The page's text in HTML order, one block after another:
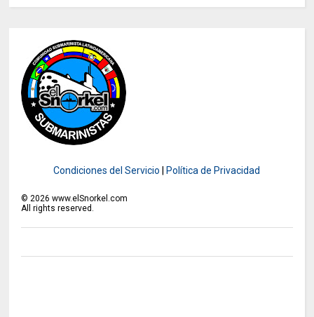
Condiciones del Servicio Política de Privacidad
© 2026 www.elSnorkel.com
All rights reserved.